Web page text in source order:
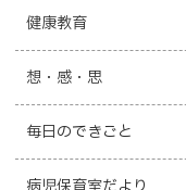
健康教育
想・感・思
毎日のできごと